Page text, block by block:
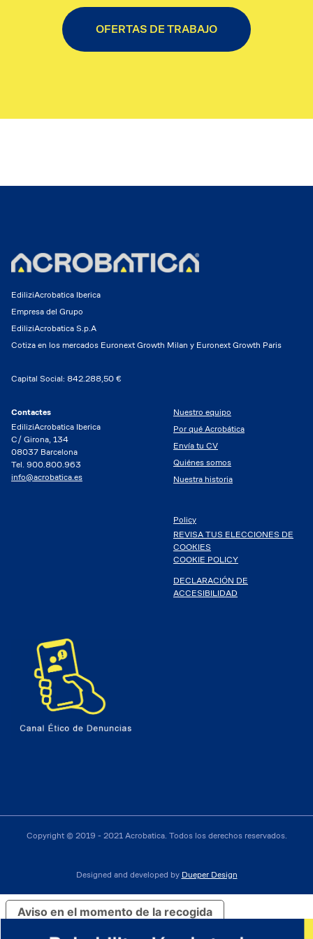
OFERTAS DE TRABAJO
EdiliziAcrobatica Iberica
Empresa del Grupo
EdiliziAcrobatica S.p.A
Cotiza en los mercados Euronext Growth Milan y Euronext Growth Paris
Capital Social: 842.288,50 €
Contactes
EdiliziAcrobatica Iberica
C/ Girona, 134
08037 Barcelona
Tel. 900.800.963
info@acrobatica.es
Nuestro equipo
Por qué Acrobática
Envía tu CV
Quiénes somos
Nuestra historia
Policy
REVISA TUS ELECCIONES DE
COOKIES
COOKIE POLICY
DECLARACIÓN DE
ACCESIBILIDAD
Copyright © 2019 - 2021 Acrobatica. Todos los derechos reservados.
Designed and developed by Dueper Design
Aviso en el momento de la recogida